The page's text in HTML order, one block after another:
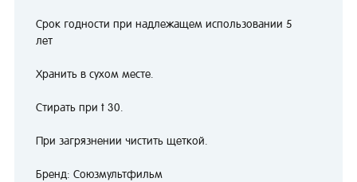
Срок годности при надлежащем использовании 5
лет
Хранить в сухом месте.
Стирать при t 30.
При загрязнении чистить щеткой.
Бренд: Союзмультфильм